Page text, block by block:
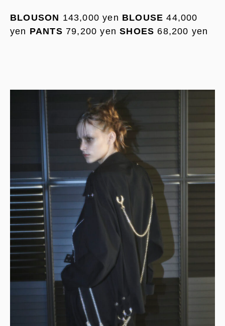
BLOUSON 143,000 yen BLOUSE 44,000
yen PANTS 79,200 yenSHOES 68,200 yen